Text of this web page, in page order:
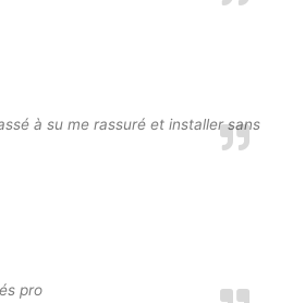
à su me rassuré et installer sans
pro